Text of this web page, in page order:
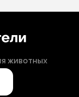
животных